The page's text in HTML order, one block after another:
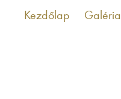
Kezdőlap Galéria